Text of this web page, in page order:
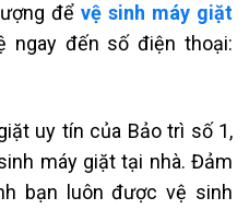
để vệ sinh máy giặt
ngay đến số điện thoại:
uy tín của Bảo trì số 1,
máy giặt tại nhà. Đảm
bạn luôn được vệ sinh